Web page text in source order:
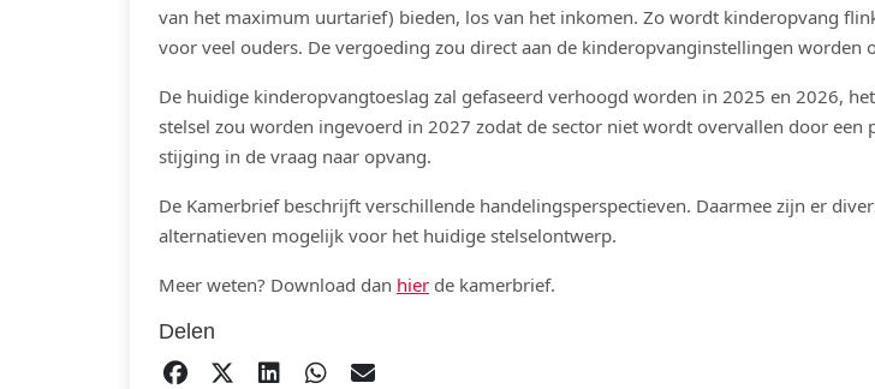
van het maximum uurtarief) bieden, los van het inkomen. Zo wordt kinderopvang
voor veel ouders. De vergoeding zou direct aan de kinderopvanginstellingen worden
De huidige kinderopvangtoeslag zal gefaseerd verhoogd worden in 2025 en 2026,
stelsel zou worden ingevoerd in 2027 zodat de sector niet wordt overvallen door een
stijging in de vraag naar opvang.
De Kamerbrief beschrijft verschillende handelingsperspectieven. Daarmee zijn er
alternatieven mogelijk voor het huidige stelselontwerp.
Meer weten? Download dan hier de kamerbrief.
Delen
DELEN OP FACEBOOK
TWEETDELEN OP LINKEDIN
DELEN OP WHATSAPP